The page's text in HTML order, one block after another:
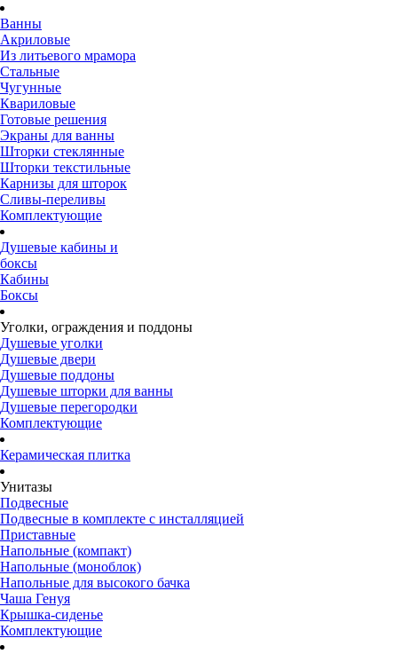
Ванны
Акриловые
Из литьевого мрамора
Стальные
Чугунные
Квариловые
Готовые решения
Экраны для ванны
Шторки стеклянные
Шторки текстильные
Карнизы для шторок
Сливы-переливы
Комплектующие
Душевые кабины и
боксы
Кабины
Боксы
Уголки, ограждения и поддоны
Душевые уголки
Душевые двери
Душевые поддоны
Душевые шторки для ванны
Душевые перегородки
Комплектующие
Керамическая плитка
Унитазы
Подвесные
Подвесные в комплекте с инсталляцией
Приставные
Напольные (компакт)
Напольные (моноблок)
Напольные для высокого бачка
Чаша Генуя
Крышка-сиденье
Комплектующие